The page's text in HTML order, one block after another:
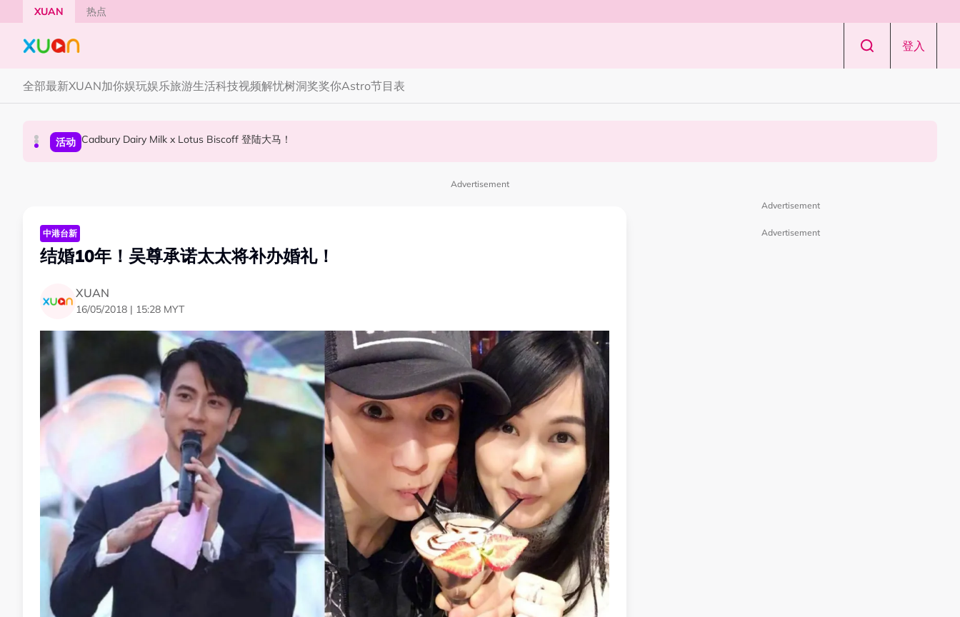
Skip to main content
XUAN 热点
登入
全部最新XUAN加你娱玩娱乐旅游生活科技视频解忧树洞奖奖你Astro节目表
国际星闻 Tom Holland “Spiderman” 替身曝光！“替完蜘蛛人，马上又去演忍者”
活动 Cadbury Dairy Milk x Lotus Biscoff 登陆大马！
本地星闻 Henn国贤 “Aunty Henn 脱口秀专场 《笑笑笑笑丧》”！10月31日登场
Advertisement
中港台新
结婚10年！吴尊承诺太太将补办婚礼！
XUAN
16/05/2018 | 15:28 MYT
Advertisement
Advertisement